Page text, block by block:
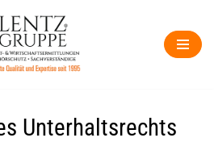
Unterhaltsrechts